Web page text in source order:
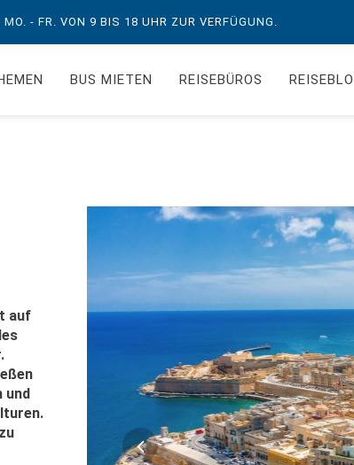
- FR. VON 9 BIS 18 UHR ZUR VERFÜGUNG.
BUS MIETEN REISEBÜROS
auf
und